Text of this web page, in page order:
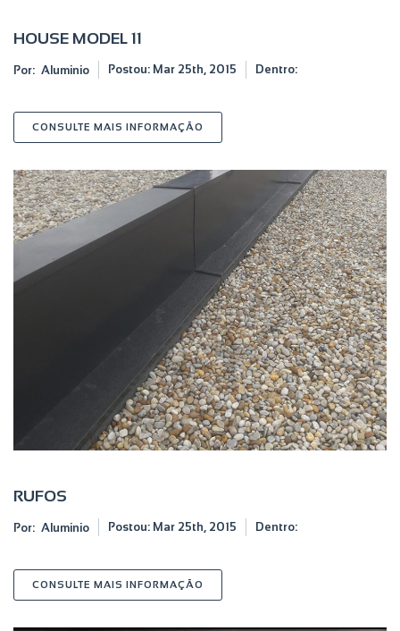
HOUSE MODEL 11
Por: Aluminio Postou: Mar 25th, 2015 Dentro:
CONSULTE MAIS INFORMAÇÃO
RUFOS
Por: Aluminio Postou: Mar 25th, 2015 Dentro:
CONSULTE MAIS INFORMAÇÃO